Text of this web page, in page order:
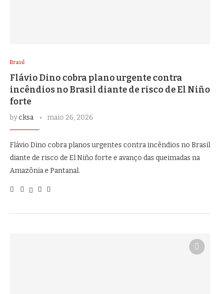
Brasil
Flávio Dino cobra plano urgente contra
incêndios no Brasil diante de risco de El Niño
forte
bycksa maio 26, 2026
Flávio Dino cobra planos urgentes contra incêndios no Brasil
diante de risco de El Niño forte e avanço das queimadas na
Amazônia e Pantanal.